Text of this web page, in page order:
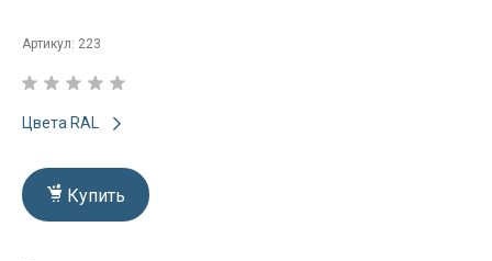
Артикул: 223
Цвета RAL
Купить